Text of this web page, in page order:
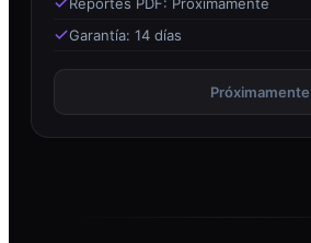
Garantía: 14 días
Próximamente